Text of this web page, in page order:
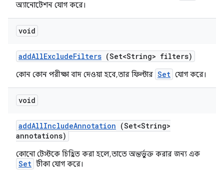
অ্যানোটেশন যোগ করে।
void
addAllExcludeFilters (Set<String> filters)
কোন কোন পরীক্ষা বাদ দেওয়া হবে, তার ফিল্টার Set যোগ করে।
void
addAllIncludeAnnotation (Set<String>
annotations)
কোনো টেস্টকে চিহ্নিত করা হলে, তাতে অন্তর্ভুক্ত করার জন্য এক
Set টীকা যোগ করে।